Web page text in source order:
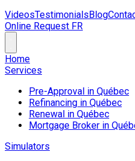
VideosTestimonialsBlog
Online Request FR
Home
Services
Pre-Approval in Québec
Refinancing in Québec
Renewal in Québec
Mortgage Broker in
Simulators